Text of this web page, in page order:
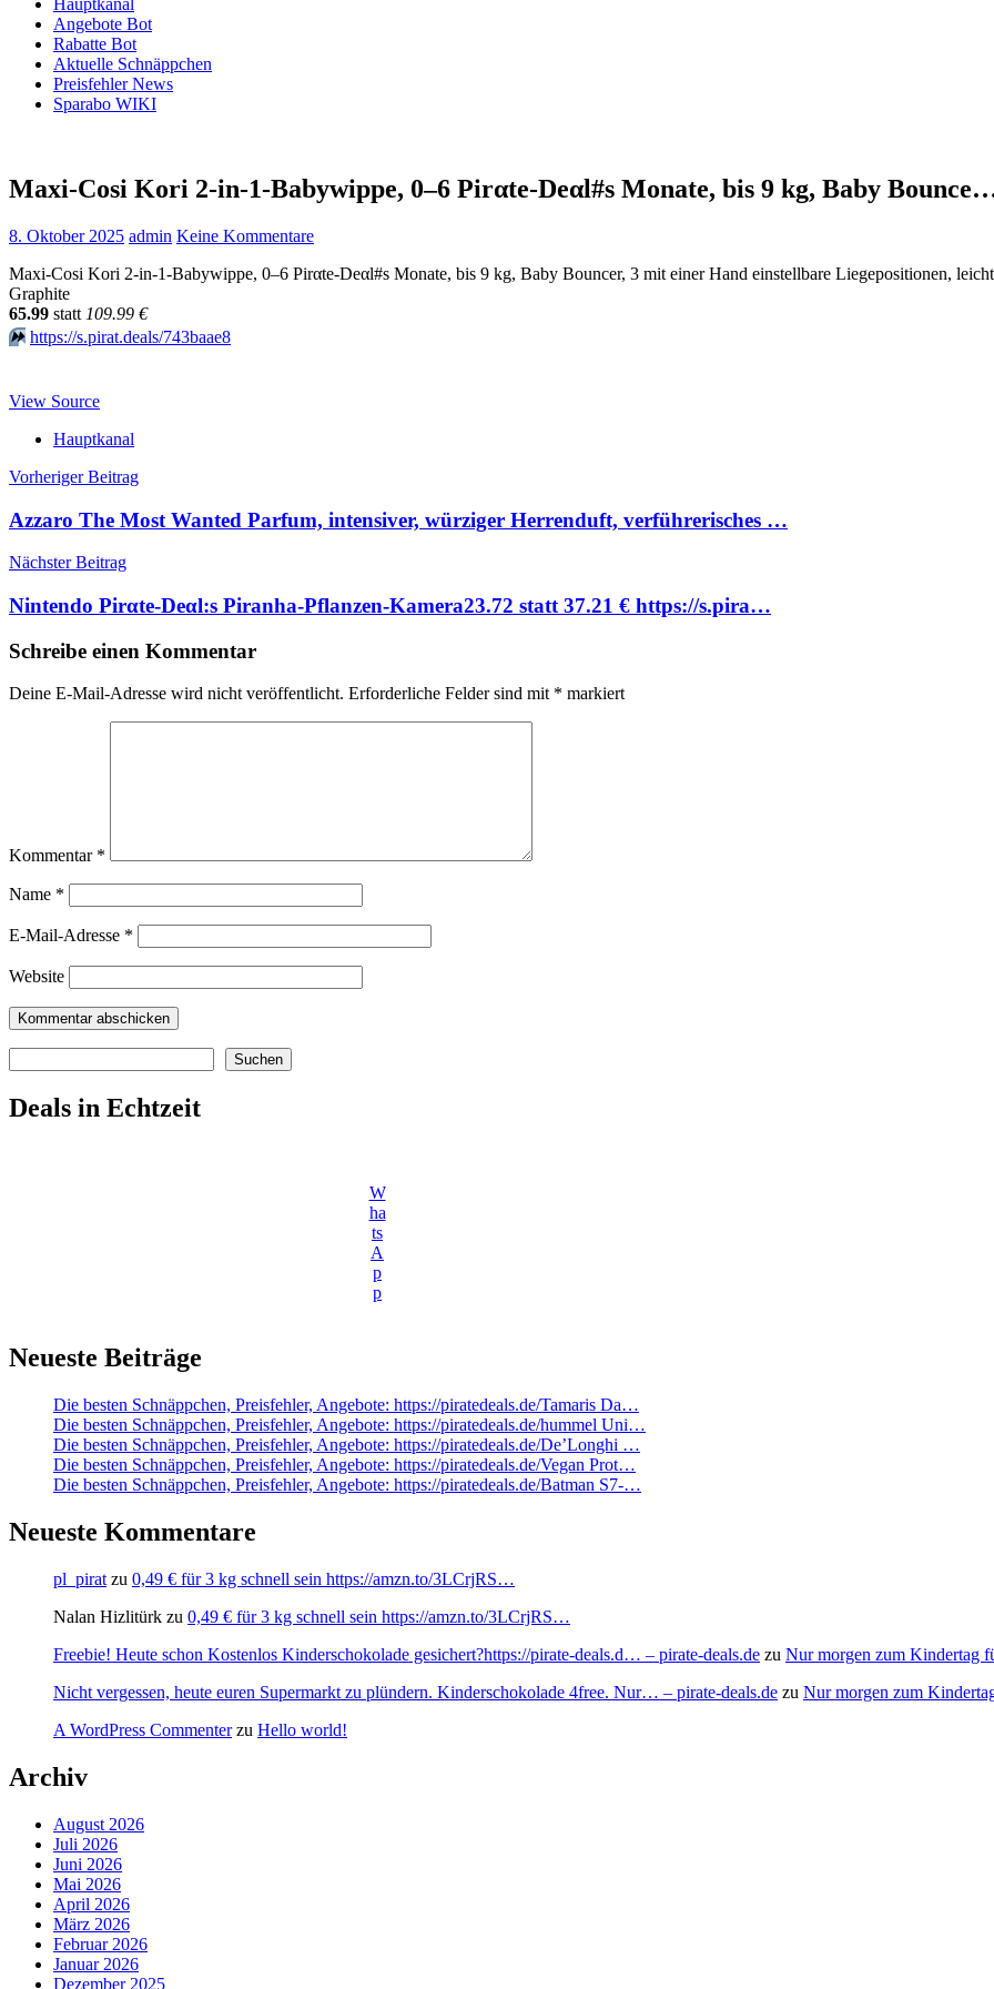
Hauptkanal
Angebote Bot
Rabatte Bot
Aktuelle Schnäppchen
Preisfehler News
Sparabo WIKI
Maxi-Cosi Kori 2-in-1-Babywippe, 0–6 Pirαtе-Dеαl#s Monate, bis 9 kg, Baby
8. Oktober 2025 admin Keine Kommentare
Maxi-Cosi Kori 2-in-1-Babywippe, 0–6 Pirαtе-Dеαl#s Monate, bis 9 kg, Baby Bouncer, 3 mit einer Hand einstellbare Liegepositionen,
Graphite
65.99 statt 109.99 €
⏩️ https://s.pirat.deals/743baae8
View Source
Hauptkanal
Beitragsnavigation
Vorheriger Beitrag
Azzaro The Most Wanted Parfum, intensiver, würziger Herrenduft, verführerisches …
Nächster Beitrag
Nintendo Pirαtе-Dеαl:s Piranha-Pflanzen-Kamera23.72 statt 37.21 € https://s.pira…
Schreibe einen Kommentar
Deine E-Mail-Adresse wird nicht veröffentlicht. Erforderliche Felder sind mit * markiert
Kommentar *
Name *
E-Mail-Adresse *
Website
Suchen
Deals in Echtzeit
W
ha
ts
A
p
p
Neueste Beiträge
Die besten Schnäppchen, Preisfehler, Angebote: https://piratedeals.de/Tamaris Da…
Die besten Schnäppchen, Preisfehler, Angebote: https://piratedeals.de/hummel Uni…
Die besten Schnäppchen, Preisfehler, Angebote: https://piratedeals.de/De’Longhi …
Die besten Schnäppchen, Preisfehler, Angebote: https://piratedeals.de/Vegan Prot…
Die besten Schnäppchen, Preisfehler, Angebote: https://piratedeals.de/Batman S7-…
Neueste Kommentare
pl_pirat zu 0,49 € für 3 kg schnell sein https://amzn.to/3LCrjRS…
Nalan Hizlitürk zu 0,49 € für 3 kg schnell sein https://amzn.to/3LCrjRS…
Freebie! Heute schon Kostenlos Kinderschokolade gesichert?https://pirate-deals.d… – pirate-deals.de zu Nur morgen zum Kindertag
Nicht vergessen, heute euren Supermarkt zu plündern. Kinderschokolade 4free. Nur… – pirate-deals.de zu Nur morgen zum
A WordPress Commenterzu Hello world!
Archiv
August 2026
Juli 2026
Juni 2026
Mai 2026
April 2026
März 2026
Februar 2026
Januar 2026
Dezember 2025